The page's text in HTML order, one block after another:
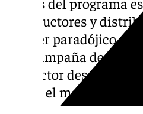
a productores y
parecer paradójico
una campaña de
ese sector desde
lanzar el mensaje de